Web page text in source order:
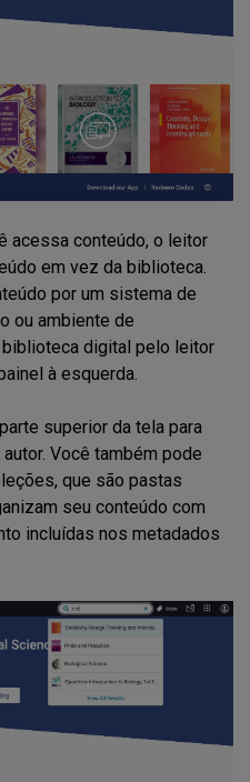
acessa conteúdo, o leitor
em vez da biblioteca.
por um sistema de
ou ambiente de
digital pelo leitor
à esquerda.
superior da tela para
Você também pode
que são pastas
seu conteúdo com
incluídas nos metadados